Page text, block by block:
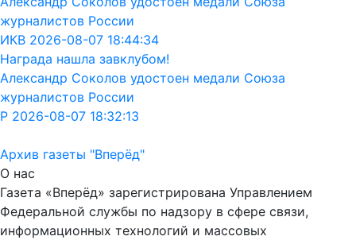
журналистов России
ИКВ 2026-08-07 18:44:34
Награда нашла завклубом!
Александр Соколов удостоен медали Союза
журналистов России
Р 2026-08-07 18:32:13
Архив газеты "Вперёд"
О нас
Газета «Вперёд» зарегистрирована Управлением
Федеральной службы по надзору в сфере связи,
информационных технологий и массовых